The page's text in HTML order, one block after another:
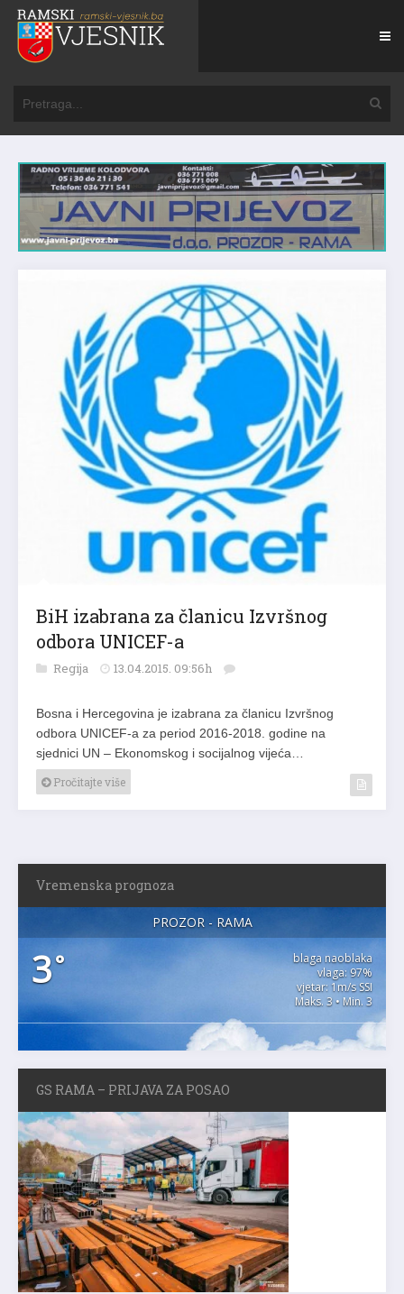
BiH izabrana za članicu Izvršnog
odbora UNICEF-a
Regija 13.04.2015. 09:56h
Bosna i Hercegovina je izabrana za članicu Izvršnog
odbora UNICEF-a za period 2016-2018. godine na
sjednici UN – Ekonomskog i socijalnog vijeća…
Pročitajte više
Vremenska prognoza
PROZOR - RAMA
3°
blaga naoblaka
vlaga: 97%
vjetar: 1m/s SSI
Maks. 3 • Min. 3
GS RAMA – PRIJAVA ZA POSAO